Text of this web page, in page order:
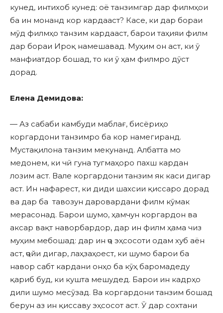
кунед, интихоб кунед: оё танзимгар дар филмҳои
ба ин монанд кор кардааст? Касе, ки дар бораи
мӯд филмҳо танзим кардааст, барои таҳияи филм
дар бораи Ироқ намешавад. Муҳим он аст, ки ӯ
манфиатдор бошад, то ки ӯ ҳам филмро дӯст
дорад.
Елена Демидова:
— Аз сабаби камбуди маблағ, бисёриҳо
коргардони танзимро ба кор намегиранд.
Мустақилона танзим мекунанд. Албатта мо
медонем, ки чӣ гуна тугмаҳоро пахш кардан
лозим аст. Вале коргардони танзим як каси дигар
аст. Ин нафарест, ки диди шахсии қиссаро дорад
ва дар ба тавозун даровардани филм кӯмак
мерасонад. Барои шумо, ҳамчун коргардон ва
аксар вақт наворбардор, дар ин филм ҳама чиз
муҳим мебошад: дар ин ҷо эҳсосоти одам хуб аён
аст, ҷойи дигар, лаҳзаҳоест, ки шумо барои ба
навор сабт кардани онҳо ба кӯҳ баромадеду
қариб буд, ки кушта мешудед. Барои ин кадрҳо
дили шумо месӯзад. Ва коргардони танзим бошад
берун аз ин қиссаву эҳсосот аст. Ӯ дар сохтани